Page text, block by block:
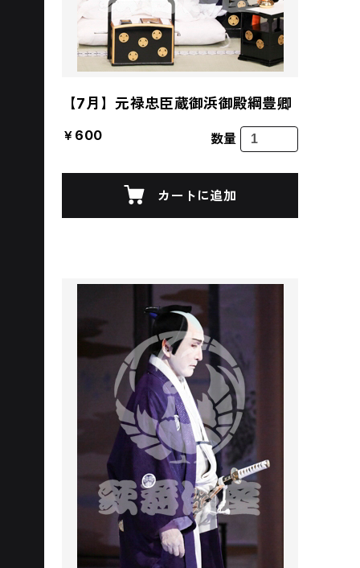
【7月】元禄忠臣蔵御浜御殿綱豊卿
￥600 数量
カートに追加